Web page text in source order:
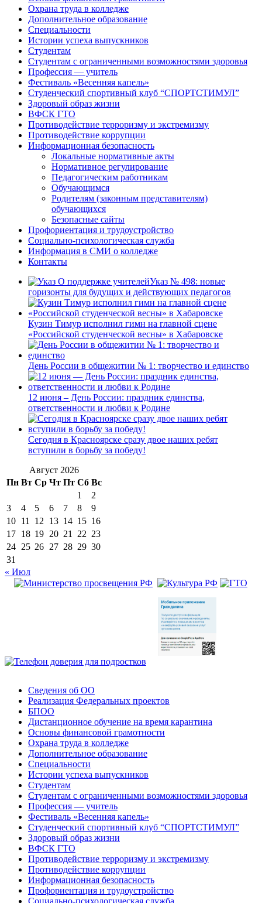
Охрана труда в колледже
Дополнительное образование
Специальности
Истории успеха выпускников
Студентам
Студентам с ограниченными возможностями здоровья
Профессия — учитель
Фестиваль «Весенняя капель»
Студенческий спортивный клуб “СПОРТСТИМУЛ”
Здоровый образ жизни
ВФСК ГТО
Противодействие терроризму и экстремизму
Противодействие коррупции
Информационная безопасность
Локальные нормативные акты
Нормативное регулирование
Педагогическим работникам
Обучающимся
Родителям (законным представителям)
обучающихся
Безопасные сайты
Профориентация и трудоустройство
Социально-психологическая служба
Информация в СМИ о колледже
Контакты
Указ № 498: новые
горизонты для будущих и действующих педагогов
Кузин Тимур исполнил гимн на главной сцене
«Российской студенческой весны» в Хабаровске
День России в общежитии № 1: творчество и единство
12 июня – День России: праздник единства,
ответственности и любви к Родине
Сегодня в Красноярске сразу двое наших ребят
вступили в борьбу за победу!
Август 2026
Пн Вт Ср Чт Пт Сб Вс
1
2
3
4 5 6 7 8
9
10 11 12 13 14 15 16
17 18 19 20 21 22 23
24 25 26 27 28 29 30
31
« Июл
Сведения об ОО
Реализация Федеральных проектов
БПОО
Дистанционное обучение на время карантина
Основы финансовой грамотности
Охрана труда в колледже
Дополнительное образование
Специальности
Истории успеха выпускников
Студентам
Студентам с ограниченными возможностями здоровья
Профессия — учитель
Фестиваль «Весенняя капель»
Студенческий спортивный клуб “СПОРТСТИМУЛ”
Здоровый образ жизни
ВФСК ГТО
Противодействие терроризму и экстремизму
Противодействие коррупции
Информационная безопасность
Профориентация и трудоустройство
Социально-психологическая служба